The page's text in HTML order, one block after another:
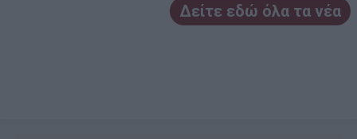
Δείτε εδώ όλα τα νέα